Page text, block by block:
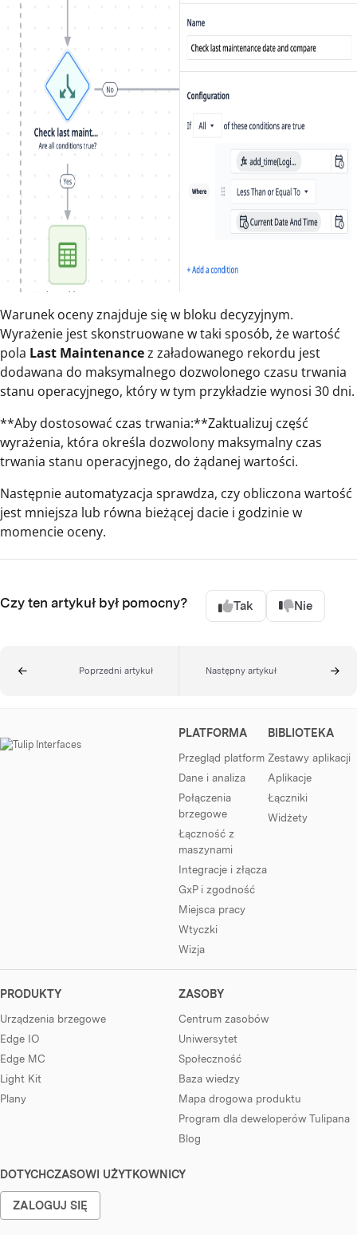
Warunek oceny znajduje się w bloku decyzyjnym.
Wyrażenie jest skonstruowane w taki sposób, że wartość
pola Last Maintenancez załadowanego rekordu jest
dodawana do maksymalnego dozwolonego czasu trwania
stanu operacyjnego, który w tym przykładzie wynosi 30 dni.
**Aby dostosować czas trwania:**Zaktualizuj część
wyrażenia, która określa dozwolony maksymalny czas
trwania stanu operacyjnego, do żądanej wartości.
Następnie automatyzacja sprawdza, czy obliczona wartość
jest mniejsza lub równa bieżącej dacie i godzinie w
momencie oceny.
Czy ten artykuł był pomocny? Tak Nie
Poprzedni artykuł Następny artykuł
PLATFORMA
Przegląd platform
Dane i analiza
Połączenia
brzegowe
Łączność z
maszynami
Integracje i złącza
GxP i zgodność
Miejsca pracy
Wtyczki
Wizja
BIBLIOTEKA
Zestawy aplikacji
Aplikacje
Łączniki
Widżety
PRODUKTY
Urządzenia brzegowe
Edge IO
Edge MC
Light Kit
Plany
ZASOBY
Centrum zasobów
Uniwersytet
Społeczność
Baza wiedzy
Mapa drogowa produktu
Program dla deweloperów Tulipana
Blog
DOTYCHCZASOWI UŻYTKOWNICY
ZALOGUJ SIĘ